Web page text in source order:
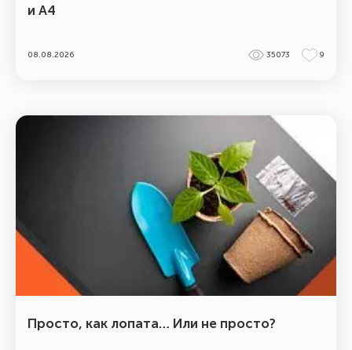
и А4
08.08.2026 35073 9
Просто, как лопата… Или не просто?